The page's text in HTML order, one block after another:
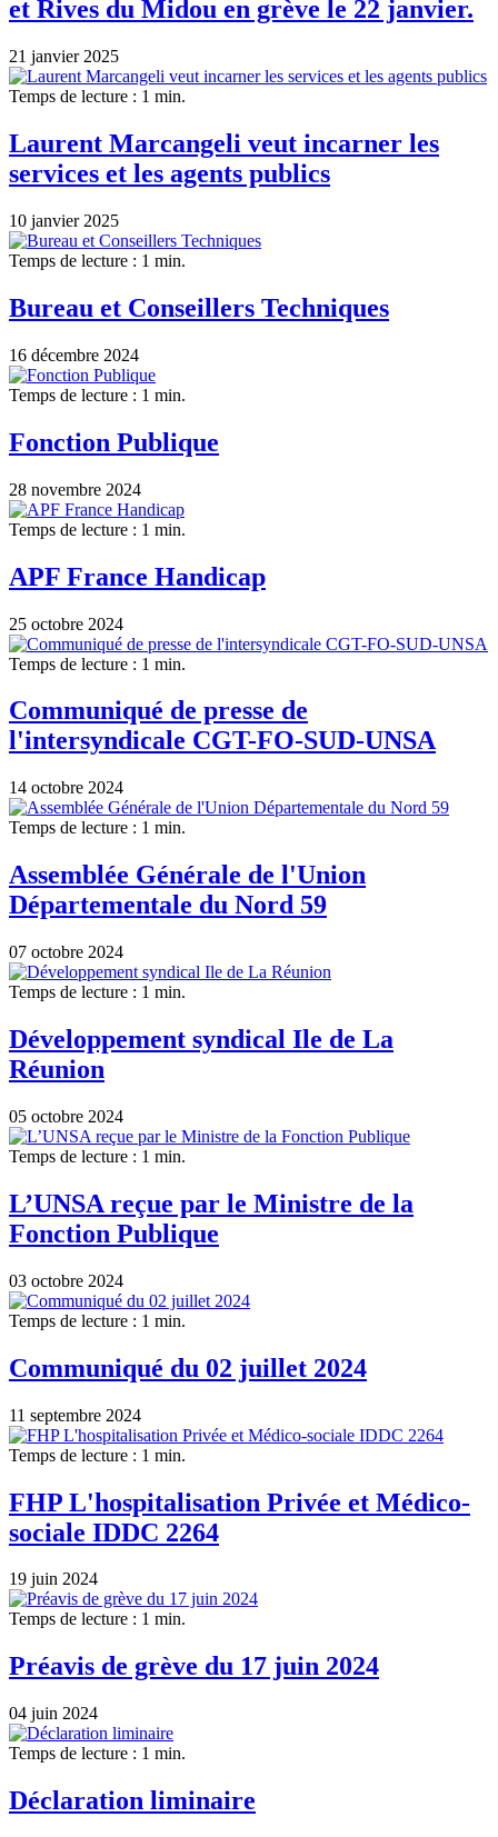
et Rives du Midou en grève le 22 janvier.
21 janvier 2025
Temps de lecture : 1 min.
Laurent Marcangeli veut incarner les
services et les agents publics
10 janvier 2025
Temps de lecture : 1 min.
Bureau et Conseillers Techniques
16 décembre 2024
Temps de lecture : 1 min.
Fonction Publique
28 novembre 2024
Temps de lecture : 1 min.
APF France Handicap
25 octobre 2024
Temps de lecture : 1 min.
Communiqué de presse de
l'intersyndicale CGT-FO-SUD-UNSA
14 octobre 2024
Temps de lecture : 1 min.
Assemblée Générale de l'Union
Départementale du Nord 59
07 octobre 2024
Temps de lecture : 1 min.
Développement syndical Ile de La
Réunion
05 octobre 2024
Temps de lecture : 1 min.
L’UNSA reçue par le Ministre de la
Fonction Publique
03 octobre 2024
Temps de lecture : 1 min.
Communiqué du 02 juillet 2024
11 septembre 2024
Temps de lecture : 1 min.
FHP L'hospitalisation Privée et Médico-
sociale IDDC 2264
19 juin 2024
Temps de lecture : 1 min.
Préavis de grève du 17 juin 2024
04 juin 2024
Temps de lecture : 1 min.
Déclaration liminaire